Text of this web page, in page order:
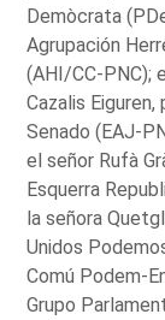
Demòcrata
Agrupación
(AHI/CC-PNC);
Cazalis
Senado (EAJ-
el señor Rufà
Esquerra
la señora
Unidos
Comú Podem-
Grupo